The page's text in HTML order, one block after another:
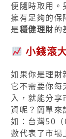
便隨時取用。
擁有足夠的保
是穩健理財的
小錢滾
如果你是理財
它不需要你每
入，就能分享
資呢？簡單來
如：台灣50
數代表了市場